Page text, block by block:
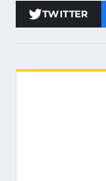
TWITTER